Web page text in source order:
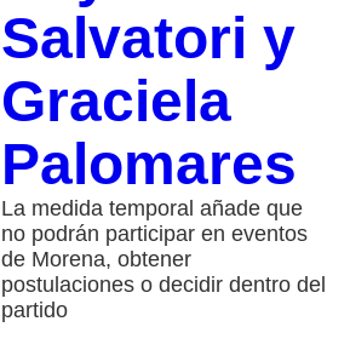
Salvatori y
Graciela
Palomares
La medida temporal añade que
no podrán participar en eventos
de Morena, obtener
postulaciones o decidir dentro del
partido